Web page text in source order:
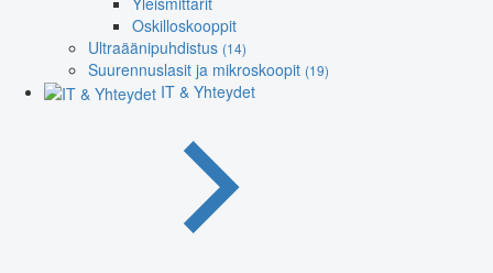
Oskilloskooppit
Ultraäänipuhdistus (14)
Suurennuslasit ja mikroskoopit (19)
IT & Yhteydet